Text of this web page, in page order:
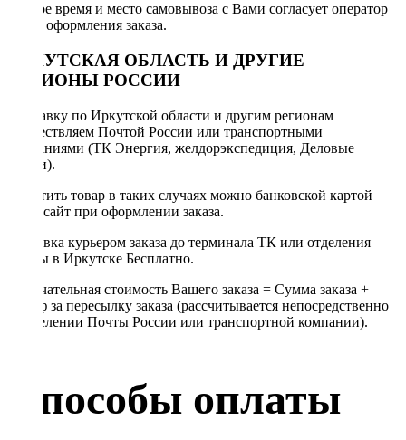
Точное время и место самовывоза с Вами согласует оператор
после оформления заказа.
ИРКУТСКАЯ ОБЛАСТЬ И ДРУГИЕ
РЕГИОНЫ РОССИИ
Отправку по Иркутской области и другим регионам
осуществляем Почтой России или транспортными
компаниями (ТК Энергия, желдорэкспедиция, Деловые
линии).
Оплатить товар в таких случаях можно банковской картой
через сайт при оформлении заказа.
Доставка курьером заказа до терминала ТК или отделения
Почты в Иркутске Бесплатно.
Окончательная стоимость Вашего заказа = Сумма заказа +
Тариф за пересылку заказа (рассчитывается непосредственно
в отделении Почты России или транспортной компании).
Способы оплаты